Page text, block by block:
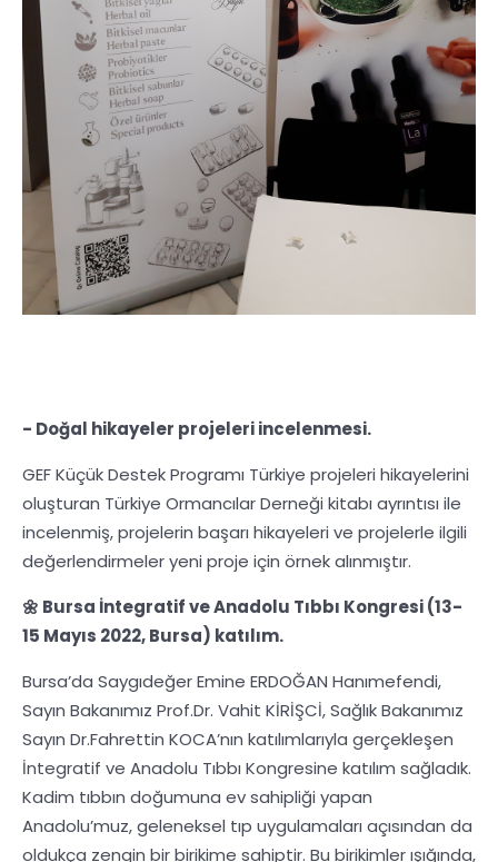
- Doğal hikayeler projeleri incelenmesi.
GEF Küçük Destek Programı Türkiye projeleri hikayelerini
oluşturan Türkiye Ormancılar Derneği kitabı ayrıntısı ile
incelenmiş, projelerin başarı hikayeleri ve projelerle ilgili
değerlendirmeler yeni proje için örnek alınmıştır.
🌼 Bursa İntegratif ve Anadolu Tıbbı Kongresi (13-
15 Mayıs 2022, Bursa) katılım.
Bursa’da Saygıdeğer Emine ERDOĞAN Hanımefendi,
Sayın Bakanımız Prof.Dr. Vahit KİRİŞCİ, Sağlık Bakanımız
Sayın Dr.Fahrettin KOCA’nın katılımlarıyla gerçekleşen
İntegratif ve Anadolu Tıbbı Kongresine katılım sağladık.
Kadim tıbbın doğumuna ev sahipliği yapan
Anadolu’muz, geleneksel tıp uygulamaları açısından da
oldukça zengin bir birikime sahiptir. Bu birikimler ışığında,